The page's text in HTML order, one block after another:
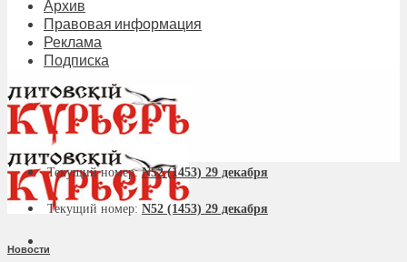
Архив
Правовая информация
Реклама
Подписка
Текущий номер:N52 (1453) 29 декабря
Текущий номер: N52 (1453) 29 декабря
Новости